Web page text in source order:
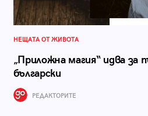
НЕЩАТА ОТ ЖИВОТА
„Приложна магия“ идва за
български
РЕДАКТОРИТЕ